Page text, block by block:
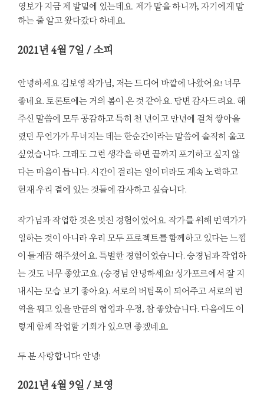
영보가 지금 제 발밑에 있는데요. 제가 말을 하니까, 자기에게 말
하는 줄 알고 왔다갔다 하네요.
2021년 4월 7일 / 소피
안녕하세요 김보영 작가님, 저는 드디어 바깥에 나왔어요! 너무
좋네요. 토론토에는 거의 봄이 온 것 같아요. 답변 감사드려요. 해
주신 말씀에 모두 공감하고 특히 천 년이고 만년에 걸쳐 쌓아올
렸던 무언가가 무너지는 데는 한순간이라는 말씀에 솔직히 울고
싶었습니다. 그래도 그런 생각을 하면 끝까지 포기하고 싶지 않
다는 마음이 듭니다. 시간이 걸리는 일이더라도 계속 노력하고
현재 우리 곁에 있는 것들에 감사하고 싶습니다.
작가님과 작업한 것은 멋진 경험이었어요. 작가를 위해 번역가가
일하는 것이 아니라 우리 모두 프로젝트를 함께하고 있다는 느낌
이 들게끔 해주셨어요. 특별한 경험이었습니다. 승경님과 작업하
는 것도 너무 좋았고요. (승경님 안녕하세요! 싱가포르에서 잘 지
내시는 모습 보기 좋아요). 서로의 버팀목이 되어주고 서로의 번
역을 꿰고 있을 만큼의 협업과 우정, 참 좋았습니다. 다음에도 이
렇게 함께 작업할 기회가 있으면 좋겠네요.
두 분 사랑합니다! 안녕!
2021년 4월 9일 / 보영